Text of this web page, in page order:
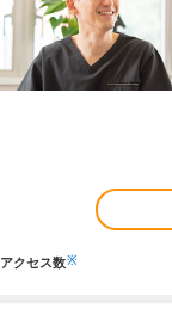
アクセス数※